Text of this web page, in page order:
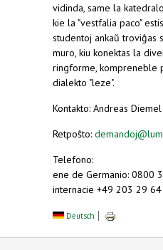
vidinda, same la katedralo
kie la "vestfalia paco"
studentoj ankaŭ troviĝas
muro, kiu konektas la
ringforme, kompreneble
dialekto "leze".
Kontakto: Andreas Diemel
Retpoŝto:
Telefono:
ene de Germanio: 0800
internacie +49 203 29
Deutsch